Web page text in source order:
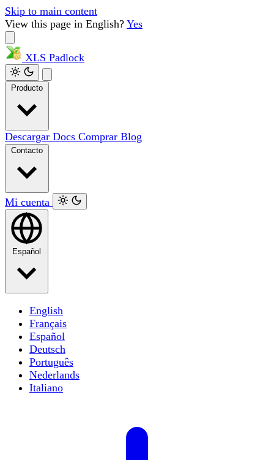
Skip to main content
View this page in English? Yes
XLS Padlock
Descargar Docs Comprar Blog
Mi cuenta
Español
English
Français
Español
Deutsch
Português
Nederlands
Italiano